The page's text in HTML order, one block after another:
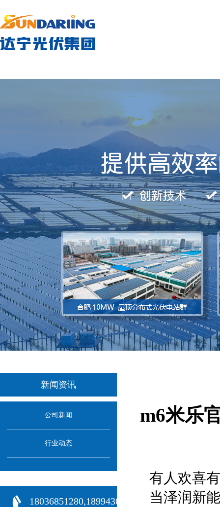
新闻资讯
公司新闻
行业动态
18036851280,18994301288,18068407382
m6米乐
有人欢喜
当泽润新